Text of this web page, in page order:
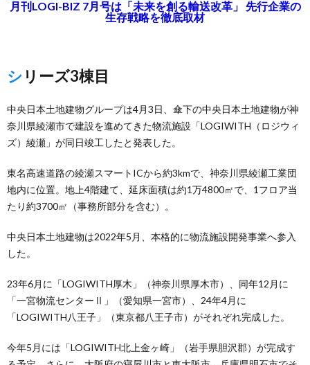
月刊LOGI-BIZ 7月号は「未来を創る輸送改革」 先行企業の
生存戦略を徹底取材
シリーズ3棟目
中央日本土地建物グループは4月3日、傘下の中央日本土地建物が神
奈川県綾瀬市で建設を進めてきた物流施設「LOGIWITH（ロジウィ
ズ）綾瀬」が同日竣工したと発表した。
東名高速道路の綾瀬スマートICから約3kmで、神奈川県綾瀬工業団
地内に位置。地上4階建て、延床面積は約1万4800㎡で、1フロア当
たり約3700㎡（事務所部分を含む）。
中央日本土地建物は2022年5月、本格的に物流施設開発事業へ参入
した。
23年6月に「LOGIWITH厚木」（神奈川県厚木市）、同年12月に
「一宮物流センターⅡ」（愛知県一宮市）、24年4月に
「LOGIWITH八王子」（東京都八王子市）がそれぞれ完成した。
今年5月には「LOGIWITH北上金ヶ崎」（岩手県胆沢郡）が完成す